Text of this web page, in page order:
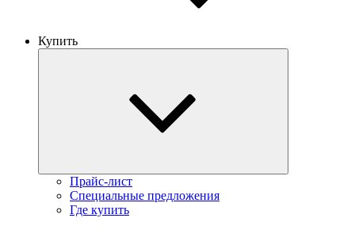
Купить
Прайс-лист
Специальные предложения
Где купить